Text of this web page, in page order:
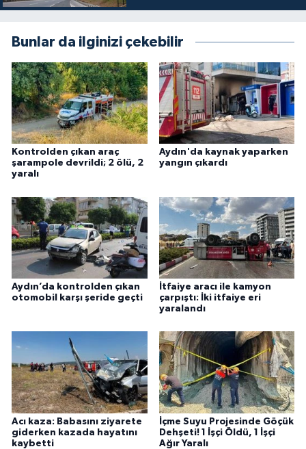
Bunlar da ilginizi çekebilir
Kontrolden çıkan araç
şarampole devrildi; 2 ölü, 2
yaralı
Aydın'da kaynak yaparken
yangın çıkardı
Aydın’da kontrolden çıkan
otomobil karşı şeride geçti
İtfaiye aracı ile kamyon
çarpıştı: İki itfaiye eri
yaralandı
Acı kaza: Babasını ziyarete
giderken kazada hayatını
kaybetti
İçme Suyu Projesinde Göçük
Dehşeti! 1 İşçi Öldü, 1 İşçi
Ağır Yaralı